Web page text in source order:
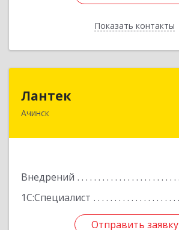
Показать контакты
Назад
Лантек
Ачинск
Внедрений
1С:Специалист
Отправить заявку
Отправить заявку